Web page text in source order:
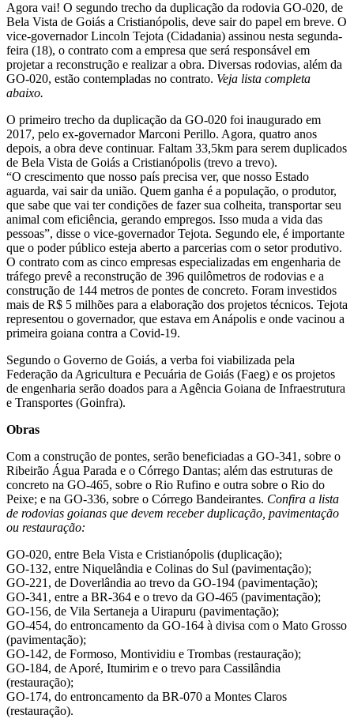
Agora vai! O segundo trecho da duplicação da rodovia GO-020, de
Bela Vista de Goiás a Cristianópolis, deve sair do papel em breve. O
vice-governador Lincoln Tejota (Cidadania) assinou nesta segunda-
feira (18), o contrato com a empresa que será responsável em
projetar a reconstrução e realizar a obra. Diversas rodovias, além da
GO-020, estão contempladas no contrato. Veja lista completa
abaixo.
O primeiro trecho da duplicação da GO-020 foi inaugurado em
2017, pelo ex-governador Marconi Perillo. Agora, quatro anos
depois, a obra deve continuar. Faltam 33,5km para serem duplicados
de Bela Vista de Goiás a Cristianópolis (trevo a trevo).
“O crescimento que nosso país precisa ver, que nosso Estado
aguarda, vai sair da união. Quem ganha é a população, o produtor,
que sabe que vai ter condições de fazer sua colheita, transportar seu
animal com eficiência, gerando empregos. Isso muda a vida das
pessoas”, disse o vice-governador Tejota. Segundo ele, é importante
que o poder público esteja aberto a parcerias com o setor produtivo.
O contrato com as cinco empresas especializadas em engenharia de
tráfego prevê a reconstrução de 396 quilômetros de rodovias e a
construção de 144 metros de pontes de concreto. Foram investidos
mais de R$ 5 milhões para a elaboração dos projetos técnicos. Tejota
representou o governador, que estava em Anápolis e onde vacinou a
primeira goiana contra a Covid-19.
Segundo o Governo de Goiás, a verba foi viabilizada pela
Federação da Agricultura e Pecuária de Goiás (Faeg) e os projetos
de engenharia serão doados para a Agência Goiana de Infraestrutura
e Transportes (Goinfra).
Obras
Com a construção de pontes, serão beneficiadas a GO-341, sobre o
Ribeirão Água Parada e o Córrego Dantas; além das estruturas de
concreto na GO-465, sobre o Rio Rufino e outra sobre o Rio do
Peixe; e na GO-336, sobre o Córrego Bandeirantes. Confira a lista
de rodovias goianas que devem receber duplicação, pavimentação
ou restauração:
GO-020, entre Bela Vista e Cristianópolis (duplicação);
GO-132, entre Niquelândia e Colinas do Sul (pavimentação);
GO-221, de Doverlândia ao trevo da GO-194 (pavimentação);
GO-341, entre a BR-364 e o trevo da GO-465 (pavimentação);
GO-156, de Vila Sertaneja a Uirapuru (pavimentação);
GO-454, do entroncamento da GO-164 à divisa com o Mato Grosso
(pavimentação);
GO-142, de Formoso, Montividiu e Trombas (restauração);
GO-184, de Aporé, Itumirim e o trevo para Cassilândia
(restauração);
GO-174, do entroncamento da BR-070 a Montes Claros
(restauração).